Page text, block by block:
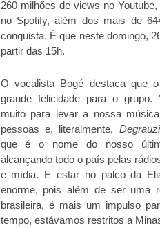
260 milhões de views no
no Spotify, além dos mais de
conquista. É que neste domingo,
partir das 15h.
O vocalista Bogé destaca que
grande felicidade para o grupo.
muito para levar a nossa
pessoas e, literalmente,
que é o nome do nosso
alcançando todo o país pelas
e mídia. E estar no palco da
enorme, pois além de ser uma
brasileira, é mais um impulso
tempo, estávamos restritos a